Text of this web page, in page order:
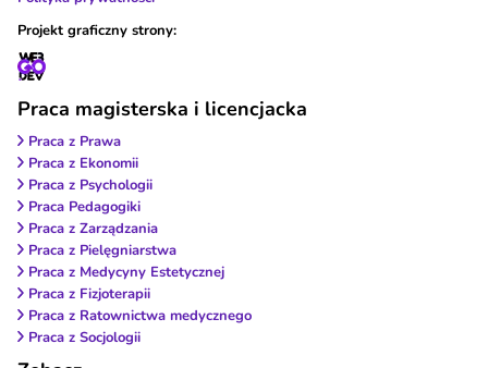
Projekt graficzny strony:
Praca magisterska i licencjacka
Praca z Prawa
Praca z Ekonomii
Praca z Psychologii
Praca Pedagogiki
Praca z Zarządzania
Praca z Pielęgniarstwa
Praca z Medycyny Estetycznej
Praca z Fizjoterapii
Praca z Ratownictwa medycznego
Praca z Socjologii